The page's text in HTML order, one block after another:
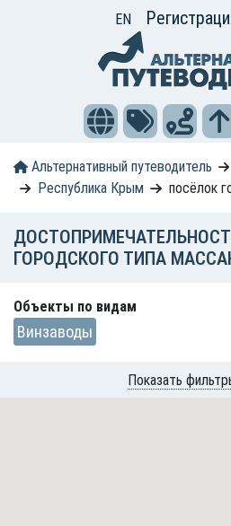
EN
Альтернативный путеводитель
Республика Крым
посёлок
ГОРОДСКОГО ТИПА
Объекты по видам
Винзаводы
Показать